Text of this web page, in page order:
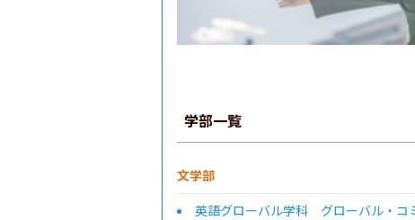
学部一覧
文学部
英語グローバル学科 グローバル・コ